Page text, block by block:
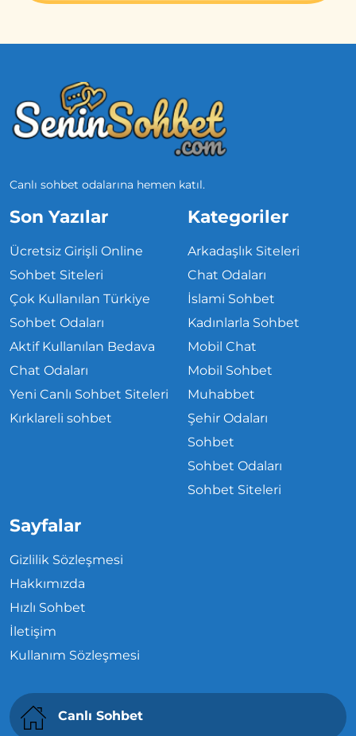
Canlı sohbet odalarına hemen katıl.
Son Yazılar
Ücretsiz Girişli Online
Sohbet Siteleri
Çok Kullanılan Türkiye
Sohbet Odaları
Aktif Kullanılan Bedava
Chat Odaları
Yeni Canlı Sohbet Siteleri
Kırklareli sohbet
Kategoriler
Arkadaşlık Siteleri
Chat Odaları
İslami Sohbet
Kadınlarla Sohbet
Mobil Chat
Mobil Sohbet
Muhabbet
Şehir Odaları
Sohbet
Sohbet Odaları
Sohbet Siteleri
Sayfalar
Gizlilik Sözleşmesi
Hakkımızda
Hızlı Sohbet
İletişim
Kullanım Sözleşmesi
Canlı Sohbet